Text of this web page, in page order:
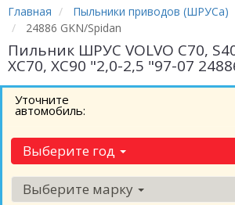
Главная
Пыльники приводов (ШРУСа)
24886 GKN/Spidan
Пильник ШРУС VOLVO C70,
XC70, XC90 "2,0-2,5 "97-07
Уточните
автомобиль:
Выберите год
Выберите марку